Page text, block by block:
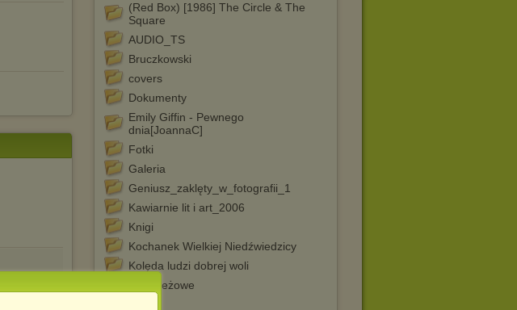
(Red Box) [1986] The Circle & The
Square
AUDIO_TS
Bruczkowski
covers
Dokumenty
Emily Giffin - Pewnego
dnia[JoannaC]
Fotki
Galeria
Geniusz_zaklęty_w_fotografii_1
Kawiarnie lit i art_2006
Knigi
Kochanek Wielkiej Niedźwiedzicy
Kolęda ludzi dobrej woli
Młodzieżowe